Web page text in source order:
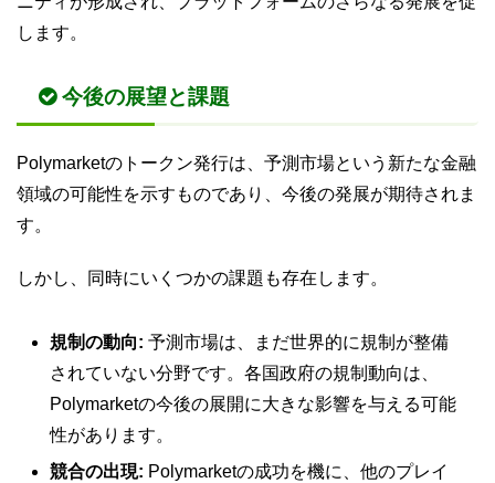
します。
今後の展望と課題
Polymarketのトークン発行は、予測市場という新たな金融
領域の可能性を示すものであり、今後の発展が期待されま
す。
しかし、同時にいくつかの課題も存在します。
規制の動向: 予測市場は、まだ世界的に規制が整備
されていない分野です。各国政府の規制動向は、
Polymarketの今後の展開に大きな影響を与える可能
性があります。
競合の出現: Polymarketの成功を機に、他のプレイ